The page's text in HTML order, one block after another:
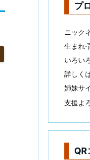
プ
ニック
生まれ·
いろい
詳しく
姉妹サ
支援よ
QR